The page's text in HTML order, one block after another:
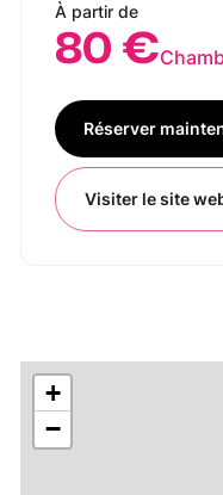
À partir de
80 €
Réserver
Visiter le site
+
−